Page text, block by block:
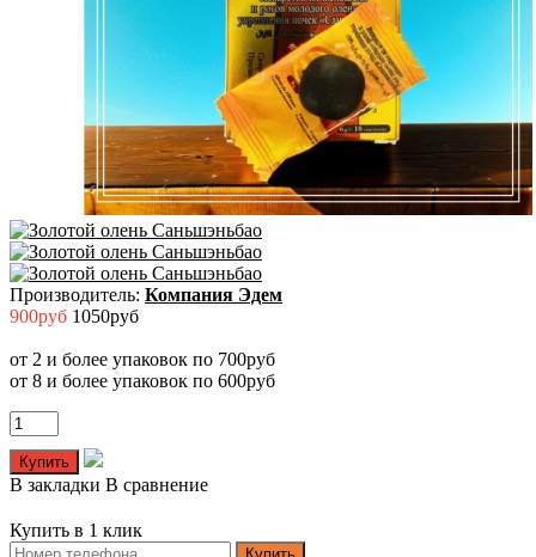
Производитель: Компания Эдем
900руб 1050руб
от 2 и более упаковок по 700руб
от 8 и более упаковок по 600руб
В закладки В сравнение
Купить в 1 клик